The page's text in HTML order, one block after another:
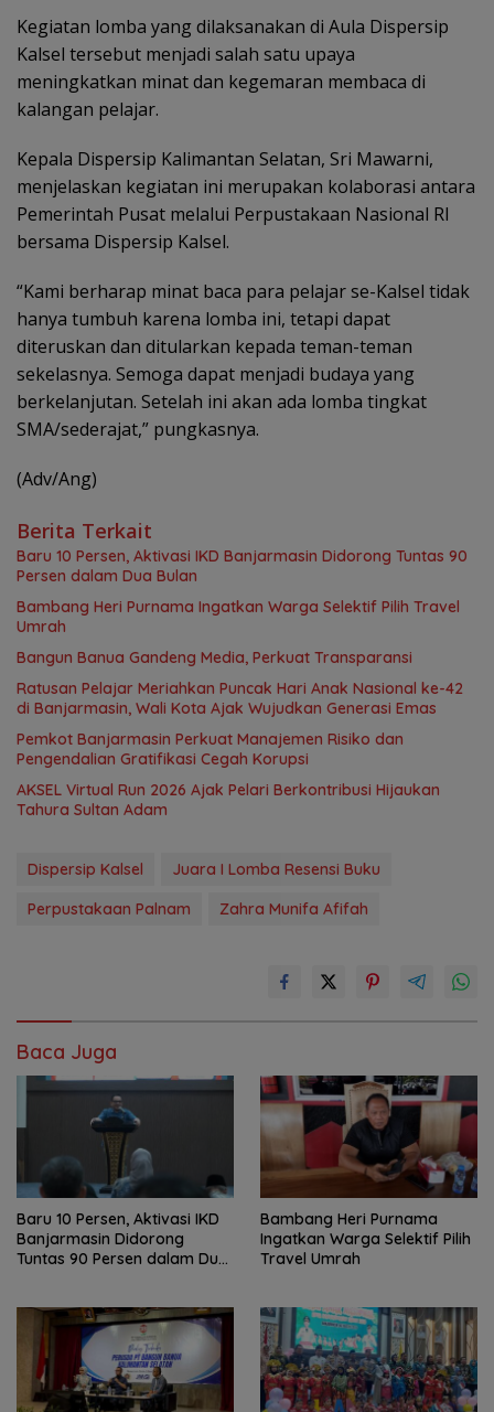
Kegiatan lomba yang dilaksanakan di Aula Dispersip
Kalsel tersebut menjadi salah satu upaya
meningkatkan minat dan kegemaran membaca di
kalangan pelajar.
Kepala Dispersip Kalimantan Selatan, Sri Mawarni,
menjelaskan kegiatan ini merupakan kolaborasi antara
Pemerintah Pusat melalui Perpustakaan Nasional RI
bersama Dispersip Kalsel.
“Kami berharap minat baca para pelajar se-Kalsel tidak
hanya tumbuh karena lomba ini, tetapi dapat
diteruskan dan ditularkan kepada teman-teman
sekelasnya. Semoga dapat menjadi budaya yang
berkelanjutan. Setelah ini akan ada lomba tingkat
SMA/sederajat,” pungkasnya.
(Adv/Ang)
Berita Terkait
Baru 10 Persen, Aktivasi IKD Banjarmasin Didorong Tuntas 90
Persen dalam Dua Bulan
Bambang Heri Purnama Ingatkan Warga Selektif Pilih Travel
Umrah
Bangun Banua Gandeng Media, Perkuat Transparansi
Ratusan Pelajar Meriahkan Puncak Hari Anak Nasional ke-42
di Banjarmasin, Wali Kota Ajak Wujudkan Generasi Emas
Pemkot Banjarmasin Perkuat Manajemen Risiko dan
Pengendalian Gratifikasi Cegah Korupsi
AKSEL Virtual Run 2026 Ajak Pelari Berkontribusi Hijaukan
Tahura Sultan Adam
Dispersip Kalsel
Juara I Lomba Resensi Buku
Perpustakaan Palnam
Zahra Munifa Afifah
Baca Juga
Baru 10 Persen, Aktivasi IKD
Banjarmasin Didorong
Tuntas 90 Persen dalam Dua
Bambang Heri Purnama
Ingatkan Warga Selektif Pilih
Travel Umrah